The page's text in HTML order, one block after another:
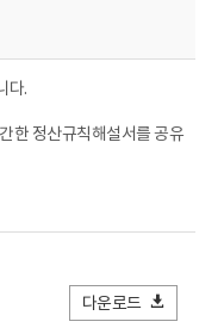
다.
한 정산규칙해설서를 공유
다운로드